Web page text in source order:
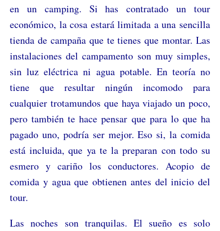
en un camping. Si has contratado un tour
económico, la cosa estará limitada a una sencilla
tienda de campaña que te tienes que montar. Las
instalaciones del campamento son muy simples,
sin luz eléctrica ni agua potable. En teoría no
tiene que resultar ningún incomodo para
cualquier trotamundos que haya viajado un poco,
pero también te hace pensar que para lo que ha
pagado uno, podría ser mejor. Eso si, la comida
está incluida, que ya te la preparan con todo su
esmero y cariño los conductores. Acopio de
comida y agua que obtienen antes del inicio del
tour.
Las noches son tranquilas. El sueño es solo